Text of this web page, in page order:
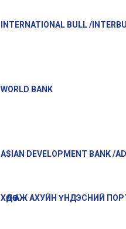
INTERNATIONAL BULL /
WORLD BANK
ASIAN DEVELOPMENT BANK /
ХӨДӨӨ АЖ АХУЙН ҮНДЭСНИЙ